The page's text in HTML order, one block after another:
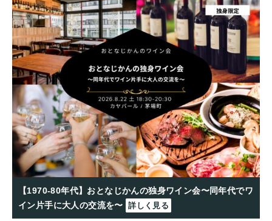
【1970-80年代】おとなじかんの独身ワイン会〜同年代でワ
イン片手に大人の交流を〜
詳しく見る